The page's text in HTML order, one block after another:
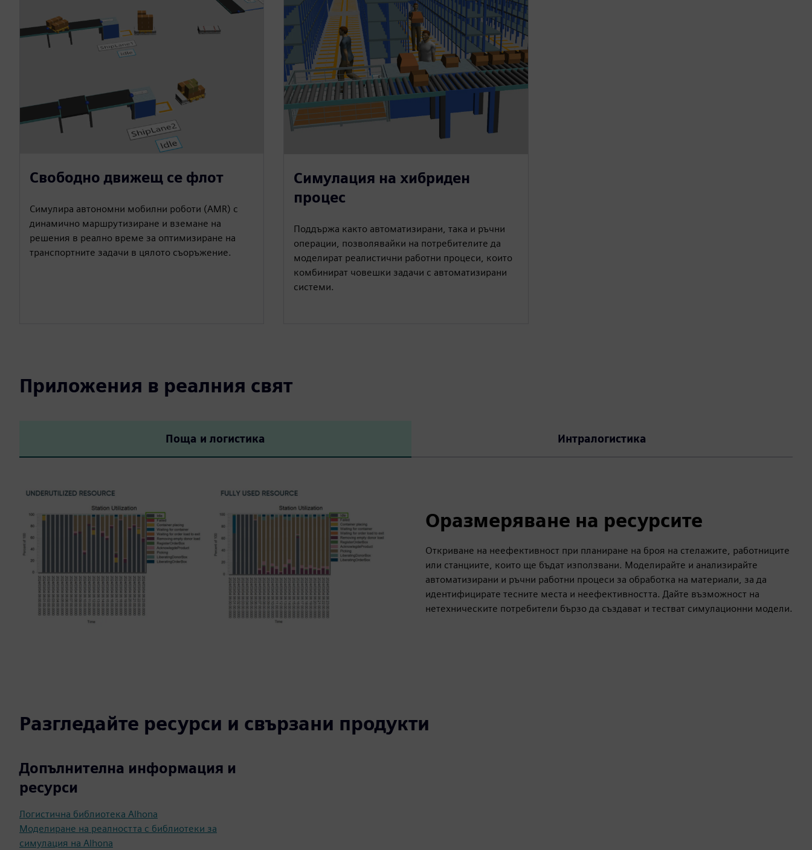
Свободно движещ се флот
Симулира автономни мобилни роботи (AMR) с
динамично маршрутизиране и вземане на
решения в реално време за оптимизиране на
транспортните задачи в цялото съоръжение.
Симулация на хибриден
процес
Поддържа както автоматизирани, така и ръчни
операции, позволявайки на потребителите да
моделират реалистични работни процеси, които
комбинират човешки задачи с автоматизирани
системи.
Приложения в реалния свят
Поща и логистика Интралогистика
Оразмеряване на ресурсите
Откриване на неефективност при планиране на броя на стелажите, работниците
или станциите, които ще бъдат използвани. Моделирайте и анализирайте
автоматизирани и ръчни работни процеси за обработка на материали, за да
идентифицирате тесните места и неефективността. Дайте възможност на
нетехническите потребители бързо да създават и тестват симулационни модели.
Разгледайте ресурси и свързани продукти
Допълнителна информация и
ресурси
Логистична библиотека Alhona
Моделиране на реалността с библиотеки за
симулация на Alhona